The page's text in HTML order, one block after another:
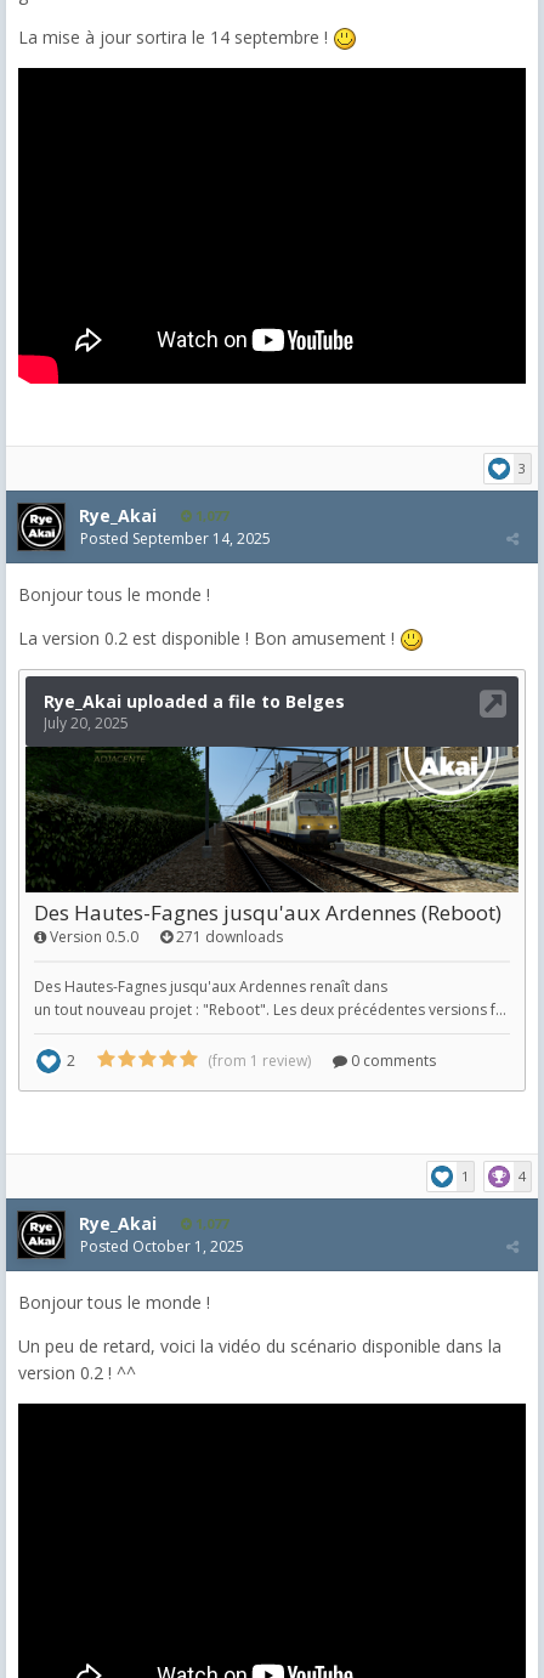
La mise à jour sortira le 14 septembre !
3
Rye_Akai 1,077
Posted September 14, 2025
Bonjour tous le monde !
La version 0.2 est disponible ! Bon amusement !
1 4
Rye_Akai 1,077
Posted October 1, 2025
Bonjour tous le monde !
Un peu de retard, voici la vidéo du scénario disponible dans la
version 0.2 ! ^^